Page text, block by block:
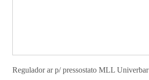
Regulador ar p/ pressostato MLL Univerbar